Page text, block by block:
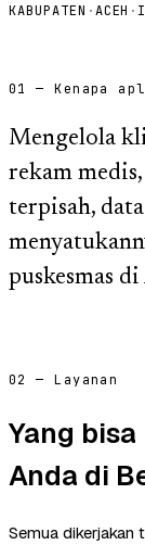
KABUPATEN ·ACEH ·
01 — Kenapa
Mengelola
rekam
terpisah,
puskesmas
02 — Layanan
Yang
Anda di
Semua dikerjakan